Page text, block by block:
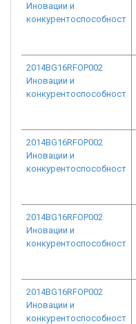
Иновации и
конкурентоспособност
2014BG16RFOP002
Иновации и
конкурентоспособност
2014BG16RFOP002
Иновации и
конкурентоспособност
2014BG16RFOP002
Иновации и
конкурентоспособност
2014BG16RFOP002
Иновации и
конкурентоспособност